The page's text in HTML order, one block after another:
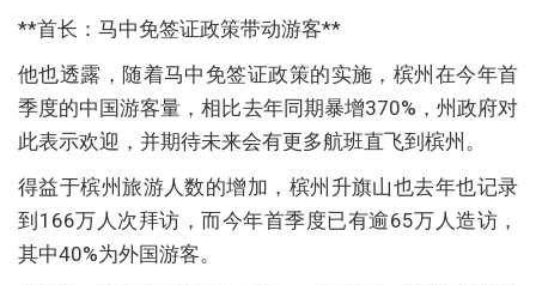
**首长：马中免签证政策带动游客**
他也透露，随着马中免签证政策的实施，槟州在今年首
季度的中国游客量，相比去年同期暴增370%，州政府对
此表示欢迎，并期待未来会有更多航班直飞到槟州。
得益于槟州旅游人数的增加，槟州升旗山也去年也记录
到166万人次拜访，而今年首季度已有逾65万人造访，
其中40%为外国游客。